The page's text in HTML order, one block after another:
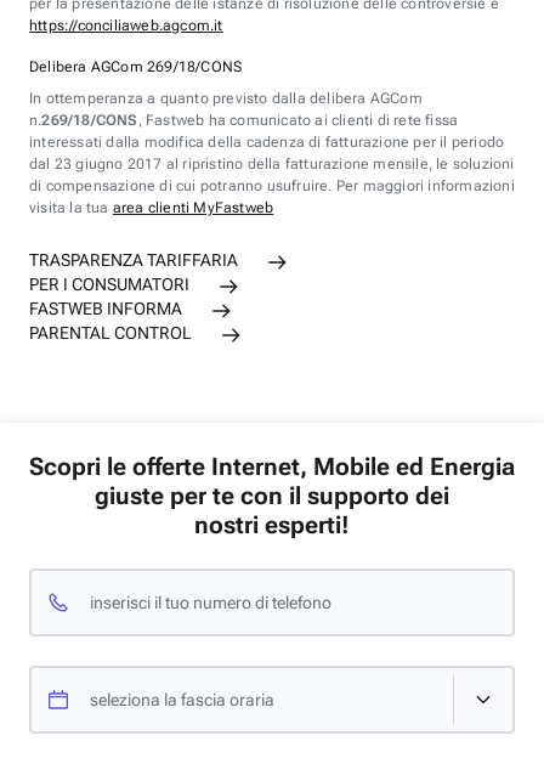
per la presentazione delle istanze di risoluzione delle controversie è
https://conciliaweb.agcom.it
Delibera AGCom 269/18/CONS
In ottemperanza a quanto previsto dalla delibera AGCom
n.269/18/CONS , Fastweb ha comunicato ai clienti di rete fissa
interessati dalla modifica della cadenza di fatturazione per il periodo
dal 23 giugno 2017 al ripristino della fatturazione mensile, le soluzioni
di compensazione di cui potranno usufruire. Per maggiori informazioni
visita la tua area clienti MyFastweb
TRASPARENZA TARIFFARIA
PER I CONSUMATORI
FASTWEB INFORMA
PARENTAL CONTROL
Scopri le offerte Internet, Mobile ed Energia
giuste per te con il supporto dei
nostri esperti!
inserisci il tuo numero di telefono
seleziona la fascia oraria